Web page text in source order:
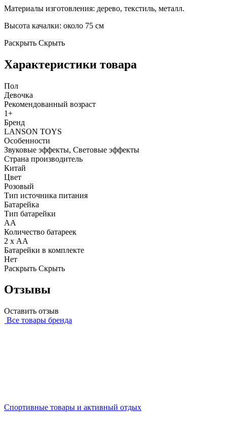
Материалы изготовления: дерево, текстиль, металл.
Высота качалки: около 75 см
Раскрыть Скрыть
Характеристики товара
Пол
Девочка
Рекомендованный возраст
1+
Бренд
LANSON TOYS
Особенности
Звуковые эффекты, Световые эффекты
Страна производитель
Китай
Цвет
Розовый
Тип источника питания
Батарейка
Тип батарейки
AA
Количество батареек
2 х АА
Батарейки в комплекте
Нет
Раскрыть Скрыть
Отзывы
Оставить отзыв
Все товары бренда
Спортивные товары и активный отдых